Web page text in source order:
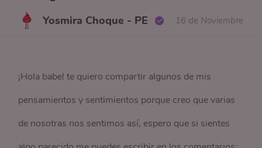
Yosmira Choque - PE 16 de Noviembre
¡Hola babe! te quiero compartir algunos de mis
pensamientos y sentimientos porque creo que varias
de nosotras nos sentimos así, espero que si sientes